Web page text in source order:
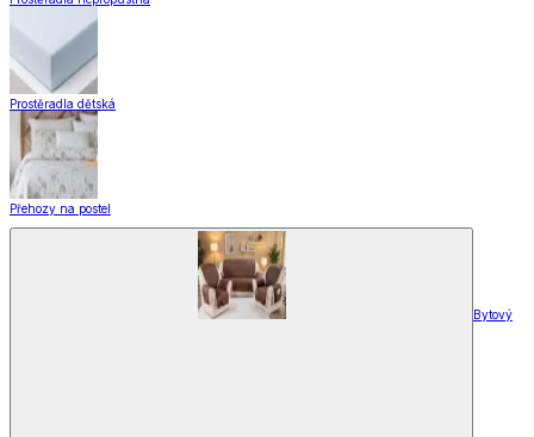
Prostěradla dětská
Přehozy na postel
Bytový